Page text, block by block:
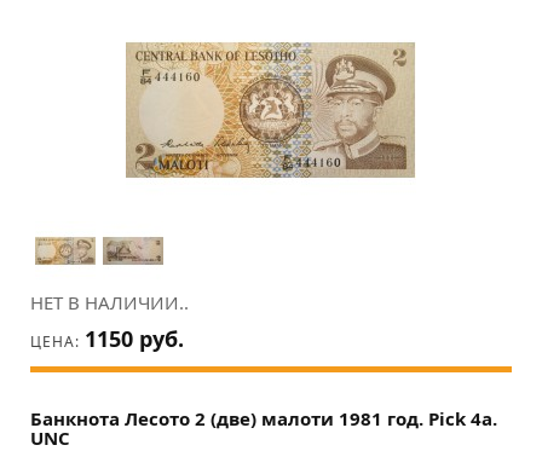
НЕТ В НАЛИЧИИ..
ЦЕНА: 1150 руб.
Банкнота Лесото 2 (две) малоти 1981 год. Pick 4a.
UNC